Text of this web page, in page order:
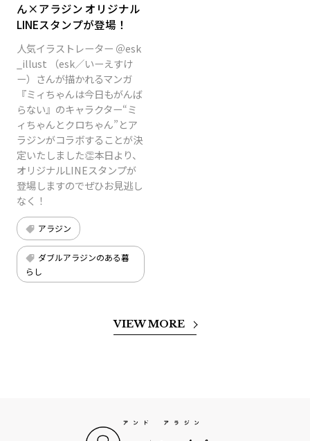
ん×アラジン オリジナル
LINEスタンプが登場！
人気イラストレーター ＠esk
_illust （esk／いーえすけ
ー）さんが描かれるマンガ
『ミィちゃんは今日もがんば
らない』のキャラクター“ミ
ィちゃんとクロちゃん”とア
ラジンがコラボすることが決
定いたしました👏本日より、
オリジナルLINEスタンプが
登場しますのでぜひお見逃し
なく！
アラジン
ダブルアラジンのある暮
らし
VIEW MORE